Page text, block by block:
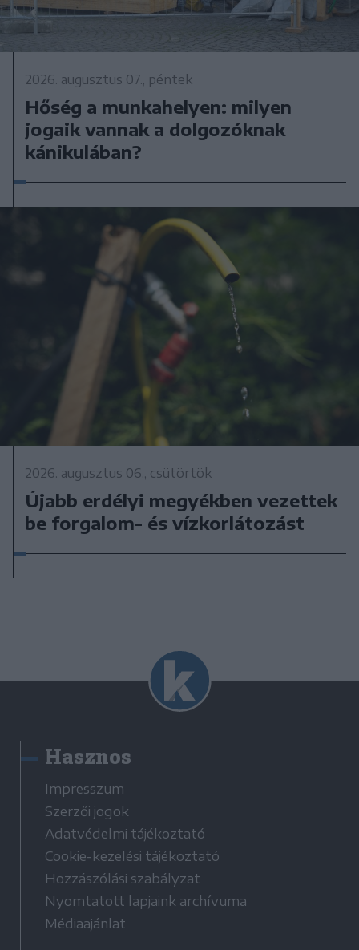
2026. augusztus 07., péntek
Hőség a munkahelyen: milyen
jogaik vannak a dolgozóknak
kánikulában?
2026. augusztus 06., csütörtök
Újabb erdélyi megyékben vezettek
be forgalom- és vízkorlátozást
Hasznos
Impresszum
Szerzői jogok
Adatvédelmi tájékoztató
Cookie-kezelési tájékoztató
Hozzászólási szabályzat
Nyomtatott lapjaink archívuma
Médiaajánlat